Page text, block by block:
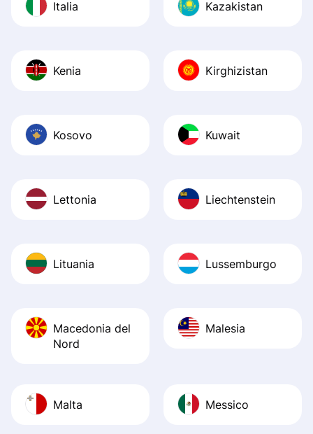
Italia Kazakistan
Kenia Kirghizistan
Kosovo Kuwait
Lettonia Liechtenstein
Lituania Lussemburgo
Macedonia del
Nord
Malesia
Malta Messico